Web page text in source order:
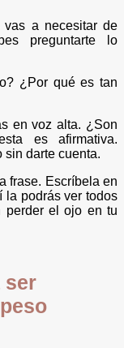
a necesitar de
preguntarte lo
¿Por qué es tan
en voz alta. ¿Son
es afirmativa.
sin darte cuenta.
frase. Escríbela en
la podrás ver todos
perder el ojo en tu
ser